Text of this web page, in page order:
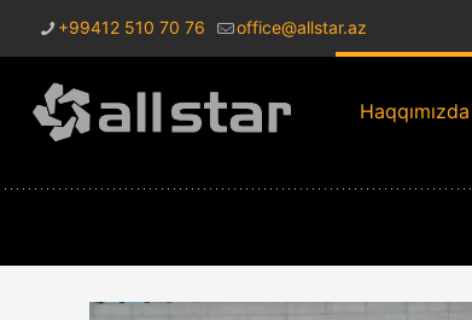
+99412 510 70 76 office@allstar.az
Haqqımızda